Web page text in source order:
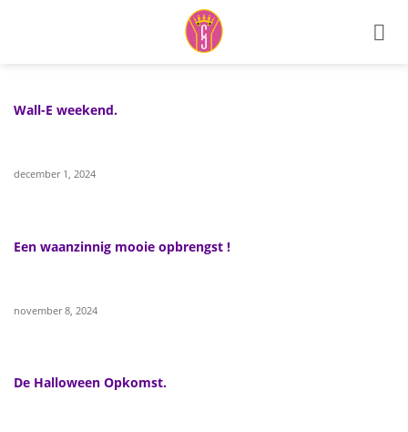
Wall-E weekend.
december 1, 2024
Een waanzinnig mooie opbrengst !
november 8, 2024
De Halloween Opkomst.